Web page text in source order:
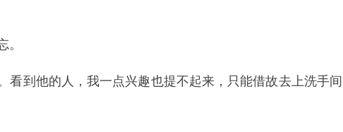
。
看到他的人，我一点兴趣也提不起来，只能借故去上洗手间